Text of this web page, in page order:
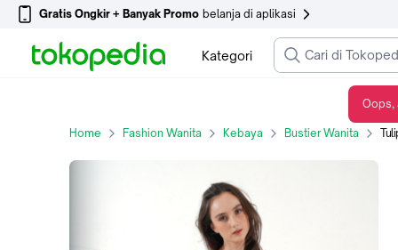
Gratis Ongkir + Banyak Promo belanja di aplikasi
Kategori
Home Fashion Wanita Kebaya Bustier Wanita Tulip
Oops,